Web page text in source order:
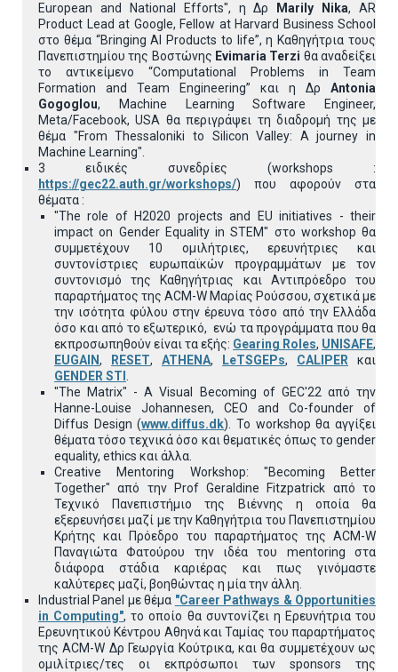
European and National Efforts", η Δρ
Marily Nika, AR
Product Lead at Google, Fellow at Harvard Business School
στο θέμα “Bringing AI Products to life”, η Καθηγήτρια τους
Πανεπιστημίου της Βοστώνης Evimaria Terzi θα αναδείξει
το αντικείμενο “Computational Problems in Team
Formation and Team Engineering” και η Δρ Antonia
Gogoglou, Machine Learning Software Engineer,
Meta/Facebook, USA θα περιγράψει τη διαδρομή της με
θέμα "From Thessaloniki to Silicon Valley: A journey in
Machine Learning".
3 ειδικές συνεδρίες (workshops :
https://gec22.auth.gr/workshops/) που αφορούν στα
θέματα :
"The role of H2020 projects and EU initiatives - their
impact on Gender Equality in STEM" στο workshop θα
συμμετέχουν 10 ομιλήτριες, ερευνήτριες και
συντονίστριες ευρωπαϊκών προγραμμάτων με τον
συντονισμό της Καθηγήτριας και Αντιπρόεδρο του
παραρτήματος της ACM-W Μαρίας Ρούσσου, σχετικά με
την ισότητα φύλου στην έρευνα τόσο από την Ελλάδα
όσο και από το εξωτερικό, ενώ τα προγράμματα που θα
εκπροσωπηθούν είναι τα εξής: Gearing Roles, UNISAFE,
EUGAIN, RESET, ATHENA, LeTSGEPs, CALIPER και
GENDER STI
"The Matrix" - A Visual Becoming of GEC'22 από την
Hanne-Louise Johannesen, CEO and Co-founder of
Diffus Design (www.diffus.dk). Το workshop θα αγγίξει
θέματα τόσο τεχνικά όσο και θεματικές όπως το gender
equality, ethics και άλλα.
Creative Mentoring Workshop: "Becoming Better
Together" από την Prof Geraldine Fitzpatrick από το
Τεχνικό Πανεπιστήμιο της Βιέννης η οποία θα
εξερευνήσει μαζί με την Καθηγήτρια του Πανεπιστημίου
Κρήτης και Πρόεδρο του παραρτήματος της ACM-W
Παναγιώτα Φατούρου την ιδέα του mentoring στα
διάφορα στάδια καριέρας και πως γινόμαστε
καλύτερες μαζί, βοηθώντας η μία την άλλη.
Industrial Panel με θέμα "Career Pathways & Opportunities
in Computing", το οποίο θα συντονίζει η Ερευνήτρια του
Ερευνητικού Κέντρου Αθηνά και Ταμίας του παραρτήματος
της ACM-W Δρ Γεωργία Κούτρικα, και θα συμμετέχουν ως
ομιλίτριες/τες οι εκπρόσωποι των sponsors της